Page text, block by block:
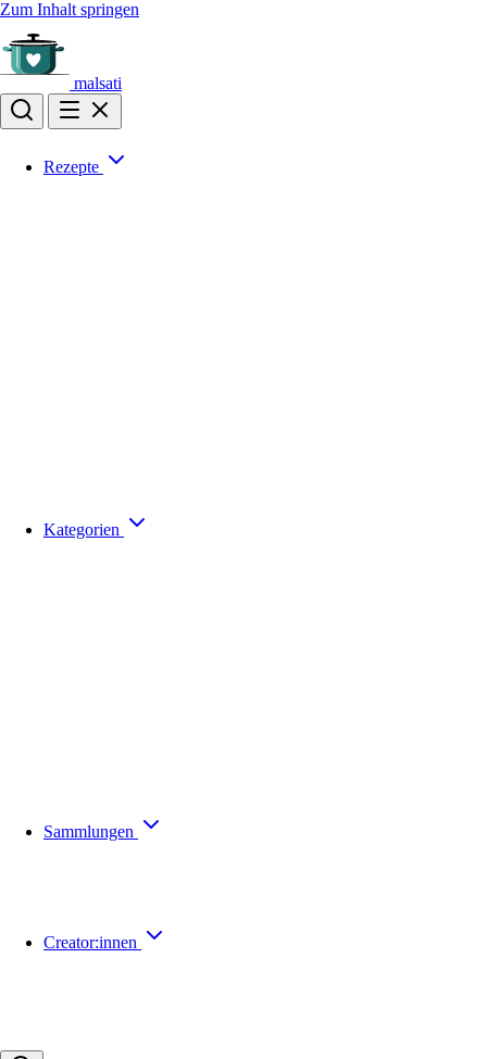
Zum Inhalt springen
malsati
Rezepte
Kategorien
Sammlungen
Creator:innen